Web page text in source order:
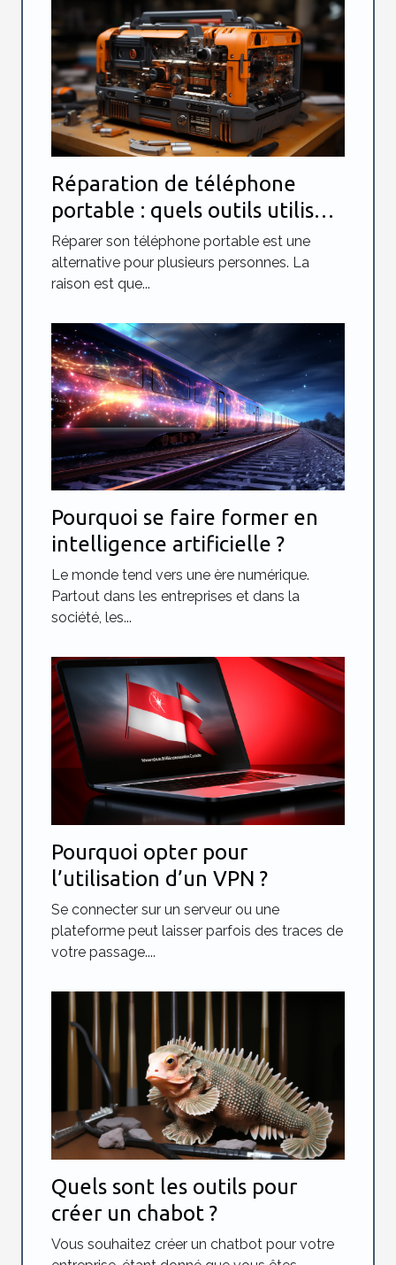
Réparation de téléphone
portable : quels outils utilisés
?
Réparer son téléphone portable est une
alternative pour plusieurs personnes. La
raison est que...
Pourquoi se faire former en
intelligence artificielle ?
Le monde tend vers une ère numérique.
Partout dans les entreprises et dans la
société, les...
Pourquoi opter pour
l’utilisation d’un VPN ?
Se connecter sur un serveur ou une
plateforme peut laisser parfois des traces de
votre passage....
Quels sont les outils pour
créer un chabot ?
Vous souhaitez créer un chatbot pour votre